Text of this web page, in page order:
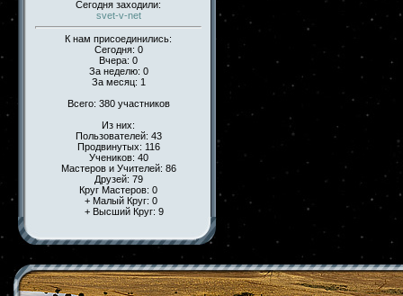
Сегодня заходили:
svet-v-net
К нам присоединились:
Сегодня: 0
Вчера: 0
За неделю: 0
За месяц: 1
Всего: 380 участников
Из них:
Пользователей: 43
Продвинутых: 116
Учеников: 40
Мастеров и Учителей: 86
Друзей: 79
Круг Мастеров: 0
+ Малый Круг: 0
+ Высший Круг: 9